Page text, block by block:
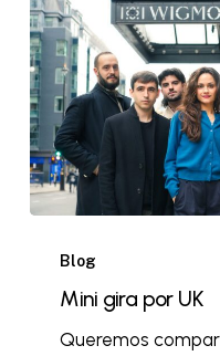
Blog
Mini gira por UK
Queremos